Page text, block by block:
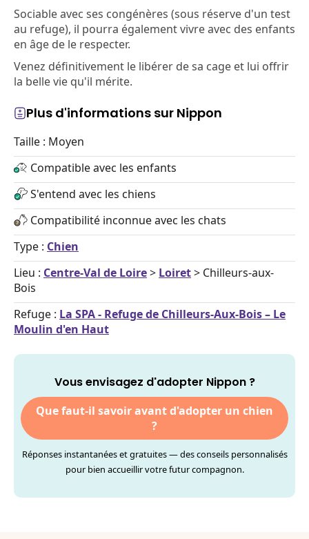
Sociable avec ses congénères (sous réserve d'un test
au refuge), il pourra également vivre avec des enfants
en âge de le respecter.
Venez définitivement le libérer de sa cage et lui offrir
la belle vie qu'il mérite.
Plus d'informations sur Nippon
Taille : Moyen
Compatible avec les enfants
S'entend avec les chiens
Compatibilité inconnue avec les chats
Type : Chien
Lieu : Centre-Val de Loire> Loiret> Chilleurs-aux-
Bois
Refuge : La SPA - Refuge de Chilleurs-Aux-Bois – Le
Moulin d'en Haut
Vous envisagez d'adopter Nippon ?
Que faut-il savoir avant d'adopter un chien
?
Réponses instantanées et gratuites — des conseils personnalisés
pour bien accueillir votre futur compagnon.